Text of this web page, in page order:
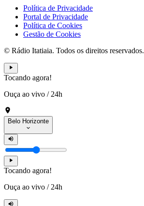
Política de Privacidade
Portal de Privacidade
Política de Cookies
Gestão de Cookies
© Rádio Itatiaia. Todos os direitos reservados.
Tocando agora!
Ouça ao vivo / 24h
Belo Horizonte
Tocando agora!
Ouça ao vivo / 24h